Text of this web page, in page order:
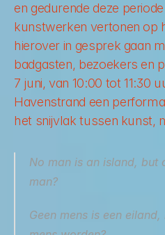
en gedurende deze
kunstwerken vertonen op
hierover in gesprek gaan
badgasten, bezoekers en
7 juni, van 10:00 tot 11:30
Havenstrand een
het snijvlak tussen kunst,
No man is an island, but
man?
Geen mens is een